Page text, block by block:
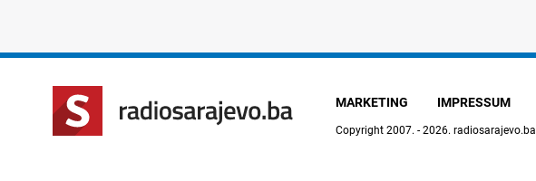
MARKETING IMPRESSUM
Copyright 2007. - 2026. radiosarajevo.ba